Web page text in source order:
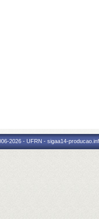
2026 - UFRN - sigaa14-